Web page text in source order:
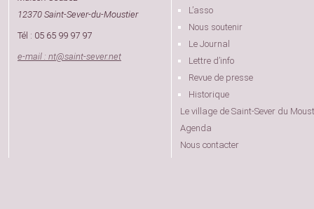
12370 Saint-Sever-du-Moustier
Tél : 05 65 99 97 97
e-mail : nt@saint-sever.net
L’asso
Nous soutenir
Le Journal
Lettre d’info
Revue de presse
Historique
Le village de Saint-Sever du
Agenda
Nous contacter